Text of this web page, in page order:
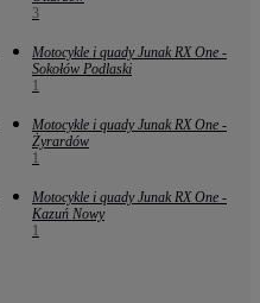
3
Motocykle i quady Junak RX One -
Sokołów Podlaski
1
Motocykle i quady Junak RX One -
Żyrardów
1
Motocykle i quady Junak RX One -
Kazuń Nowy
1